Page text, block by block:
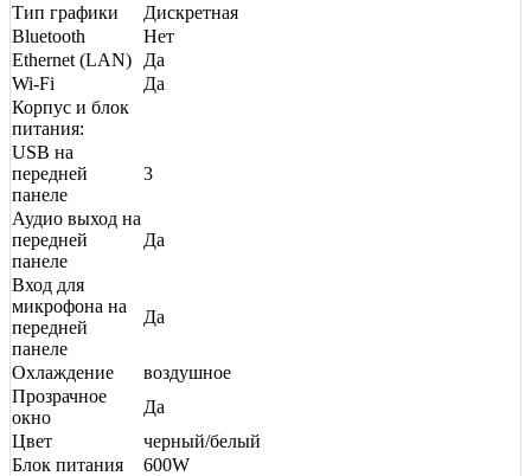
Тип графики
Дискретная
Bluetooth
Нет
Ethernet (LAN)
Да
Wi-Fi
Да
Корпус и блок
питания:
USB на
передней
панеле
3
Аудио выход на
передней
панеле
Да
Вход для
микрофона на
передней
панеле
Да
Охлаждение
воздушное
Прозрачное
окно
Да
Цвет
черный/белый
Блок питания
600W